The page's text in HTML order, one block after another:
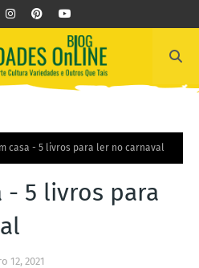
casa - 5 livros para ler no carnaval
- 5 livros para
12, 2021